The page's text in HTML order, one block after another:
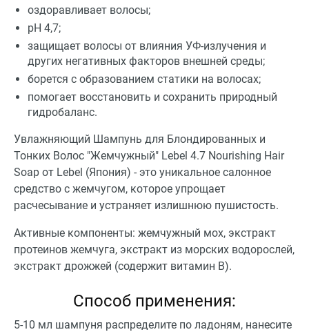
оздоравливает волосы;
pH 4,7;
защищает волосы от влияния УФ-излучения и
других негативных факторов внешней среды;
борется с образованием статики на волосах;
помогает восстановить и сохранить природный
гидробаланс.
Увлажняющий Шампунь для Блондированных и
Тонких Волос "Жемчужный" Lebel 4.7 Nourishing Hair
Soap от Lebel (Япония) - это уникальное салонное
средство с жемчугом, которое упрощает
расчесывание и устраняет излишнюю пушистость.
Активные компоненты: жемчужный мох, экстракт
протеинов жемчуга, экстракт из морских водорослей,
экстракт дрожжей (содержит витамин В).
Способ применения:
5-10 мл шампуня распределите по ладоням, нанесите